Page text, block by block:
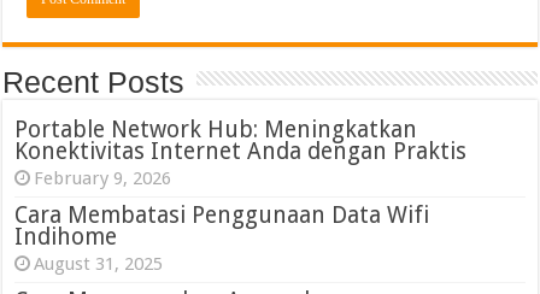
Recent Posts
Portable Network Hub: Meningkatkan
Konektivitas Internet Anda dengan Praktis
February 9, 2026
Cara Membatasi Penggunaan Data Wifi
Indihome
August 31, 2025